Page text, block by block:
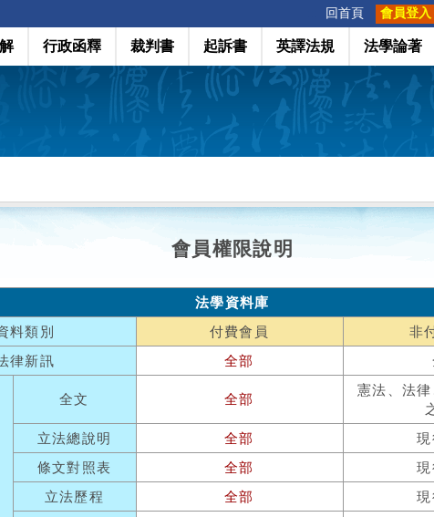
回首頁 會員登入
行政函釋 裁判書 起訴書 英譯法規 法學論著
會員權限說明
法學資料庫
料類別
付費會員
非
律新訊
全部
全文 全部
憲法、法
立法總說明
全部
現
條文對照表
全部
現
立法歷程
全部
現